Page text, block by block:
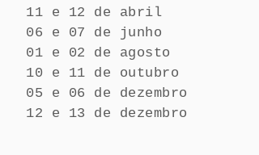
11 e 12 de abril
06 e 07 de junho
01 e 02 de agosto
10 e 11 de outubro
05 e 06 de dezembro
12 e 13 de dezembro